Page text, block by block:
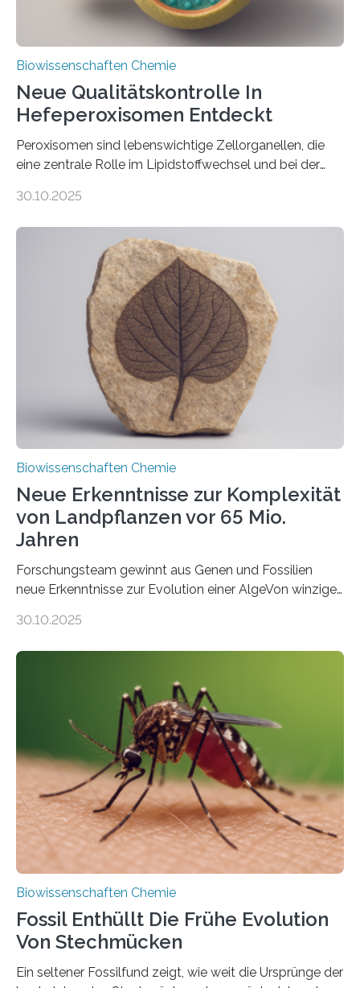
Biowissenschaften Chemie
Neue Qualitätskontrolle In
Hefeperoxisomen Entdeckt
Peroxisomen sind lebenswichtige Zellorganellen, die
eine zentrale Rolle im Lipidstoffwechsel und bei der
erfüllen können, müssen zahlreiche Enzyme präzise in
der Ruhr-Universität Bochum um Prof. Dr. Ralf Erdmann
und Dr. Ismaila Francis Yusuf hat nun einen bislang
unbekannten Qualitätskontrollmechanismus des
peroxisomalen Proteintransports in der Bäckerhefe
Saccharomyces cerevisiae entdeckt, der für die
Funktionsfähigkeit der Organellen entscheidend ist. Die
Studie wurde am 28. Oktober 2025 in der
Fachzeitschrift…
30.10.2025
Biowissenschaften Chemie
Neue Erkenntnisse zur Komplexität
von Landpflanzen vor 65 Mio.
Jahren
Forschungsteam gewinnt aus Genen und Fossilien
neue Erkenntnisse zur Evolution einer AlgeVon winzigen
Landpflanzen zählen zu den komplexesten
Grünalgen, die vor Hunderten von Millionen Jahren
lebten. Unter den Vorfahren sticht eine Gruppe heraus,
die noch heute in der Natur vorkommt: die
Süßwasseralge Coleochaetophyceae. Einige Arten
dieser Gruppe bilden aus Zellfäden dichte Geflechte
mit scheibenförmiger Gestalt. Was auffällig ist: Die
nächsten…
30.10.2025
Biowissenschaften Chemie
Fossil Enthüllt Die Frühe Evolution
Von Stechmücken
Ein seltener Fossilfund zeigt, wie weit die Ursprünge der